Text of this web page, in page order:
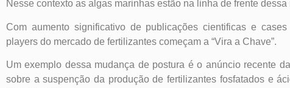
Nesse contexto as algas marinhas estão na linha de frente dessa
Com aumento significativo de publicações cientificas e
players do mercado de fertilizantes começam a “Vira a Chave”.
Um exemplo dessa mudança de postura é o anúncio recente
sobre a suspenção da produção de fertilizantes fosfatados e